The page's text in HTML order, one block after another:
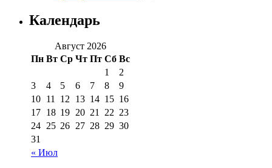
Календарь
Август 2026
Пн Вт Ср Чт Пт Сб Вс
« Июл
1
2
3
4 5 6 7 8
9
10 11 12 13 14 15 16
17 18 19 20 21 22 23
24 25 26 27 28 29 30
31